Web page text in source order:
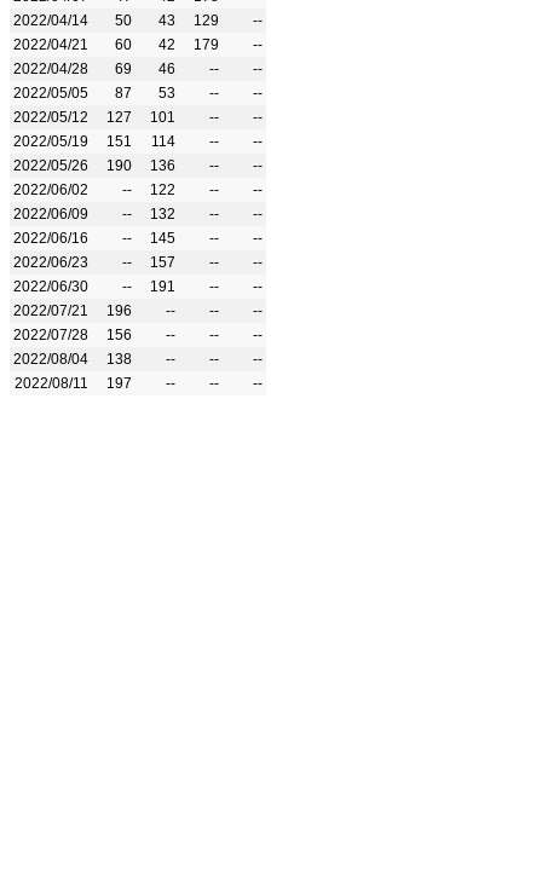
2022/04/14
50 43 129
--
2022/04/21
60 42 179
--
2022/04/28
69 46 --
--
2022/05/05
87 53 --
--
2022/05/12
127 101 --
--
2022/05/19
151 114 --
--
2022/05/26
190 136 --
--
2022/06/02
-- 122 --
--
2022/06/09
-- 132 --
--
2022/06/16
-- 145 --
--
2022/06/23
-- 157 --
--
2022/06/30
-- 191 --
--
2022/07/21
196 -- --
--
2022/07/28
156 -- --
--
2022/08/04
138 -- --
--
2022/08/11
197 -- -- --